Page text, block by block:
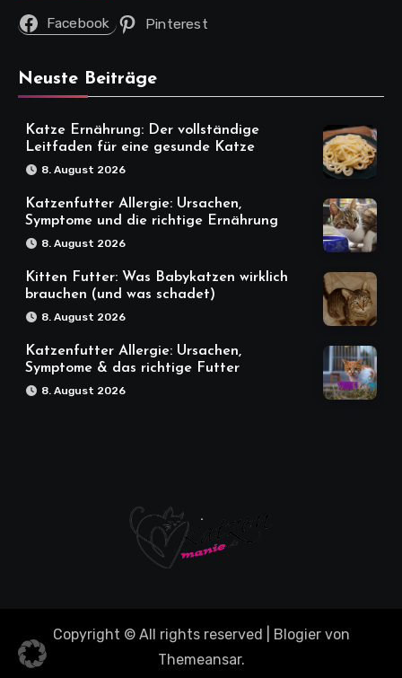
Facebook Pinterest
Neuste Beiträge
Katze Ernährung: Der vollständige
Leitfaden für eine gesunde Katze
8. August 2026
Katzenfutter Allergie: Ursachen,
Symptome und die richtige Ernährung
8. August 2026
Kitten Futter: Was Babykatzen wirklich
brauchen (und was schadet)
8. August 2026
Katzenfutter Allergie: Ursachen,
Symptome & das richtige Futter
8. August 2026
Copyright © All rights reserved Blogiervon
Themeansar.